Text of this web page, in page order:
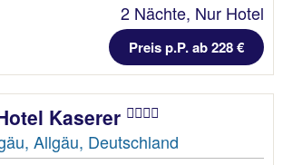
2 Nächte, Nur Hotel
Preis p.P. ab 228 €
Kaserer
Allgäu, Deutschland